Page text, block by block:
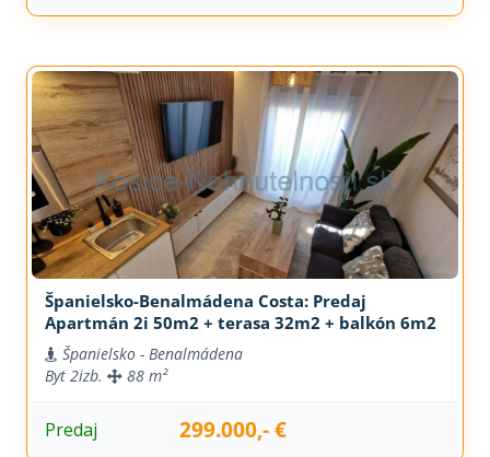
Španielsko-Benalmádena Costa: Predaj
Apartmán 2i 50m2 + terasa 32m2 + balkón 6m2
Španielsko - Benalmádena
Byt 2izb. 88 m²
Predaj 299.000,- €